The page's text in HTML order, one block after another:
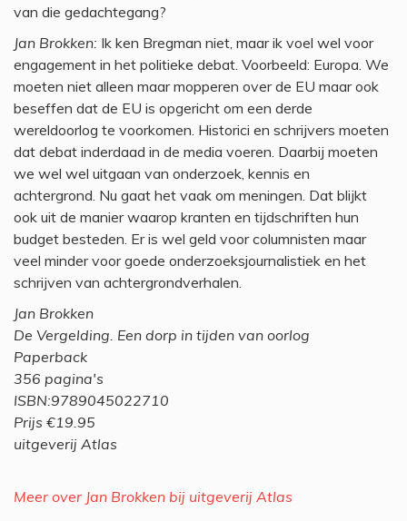
van die gedachtegang?
Jan Brokken: Ik ken Bregman niet, maar ik voel wel voor
engagement in het politieke debat. Voorbeeld: Europa. We
moeten niet alleen maar mopperen over de EU maar ook
beseffen dat de EU is opgericht om een derde
wereldoorlog te voorkomen. Historici en schrijvers moeten
dat debat inderdaad in de media voeren. Daarbij moeten
we wel wel uitgaan van onderzoek, kennis en
achtergrond. Nu gaat het vaak om meningen. Dat blijkt
ook uit de manier waarop kranten en tijdschriften hun
budget besteden. Er is wel geld voor columnisten maar
veel minder voor goede onderzoeksjournalistiek en het
schrijven van achtergrondverhalen.
Jan Brokken
De Vergelding. Een dorp in tijden van oorlog
Paperback
356 pagina's
ISBN:9789045022710
Prijs €19.95
uitgeverij Atlas
Meer over Jan Brokken bij uitgeverij Atlas